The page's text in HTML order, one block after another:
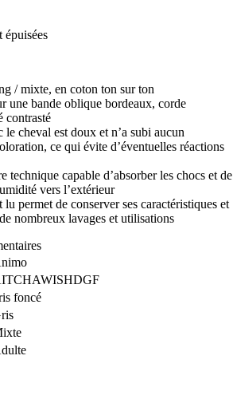
épuisées
/ mixte, en coton ton sur ton
une bande oblique bordeaux, corde
contrasté
cheval est doux et n’a subi aucun
ce qui évite d’éventuelles réactions
technique capable d’absorber les chocs et de
vers l’extérieur
permet de conserver ses caractéristiques et
nombreux lavages et utilisations
foncé